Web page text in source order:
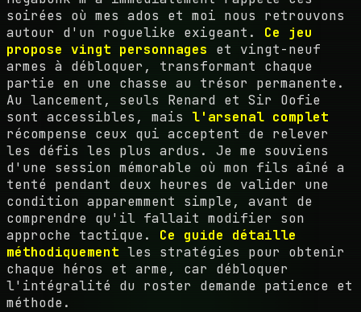
soirées où mes ados et moi nous retrouvons
autour d'un roguelike exigeant. Ce jeu
propose vingt personnages et vingt-neuf
armes à débloquer, transformant chaque
partie en une chasse au trésor permanente.
Au lancement, seuls Renard et Sir Oofie
sont accessibles, mais l'arsenal complet
récompense ceux qui acceptent de relever
les défis les plus ardus. Je me souviens
d'une session mémorable où mon fils aîné a
tenté pendant deux heures de valider une
condition apparemment simple, avant de
comprendre qu'il fallait modifier son
approche tactique. Ce guide détaille
méthodiquement les stratégies pour obtenir
chaque héros et arme, car débloquer
l'intégralité du roster demande patience et
méthode.